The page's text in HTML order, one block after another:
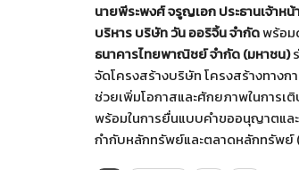
นายพีระพงศ์ จรูญเอก ประธานเจ้าห
บริหารบริษัท วัน ออริจิ้น จำกัดพร้อม
ธนาคารไทยพาณิชย์ จำกัด (มหาชน)
จัดโครงสร้างบริษัท โครงสร้างทางก
ช่วยเพิ่มโอกาสและศักยภาพในการเ
พร้อมในการยื่นแบบคำขออนุญาตแล
กำกับหลักทรัพย์และตลาดหลักทรัพย์